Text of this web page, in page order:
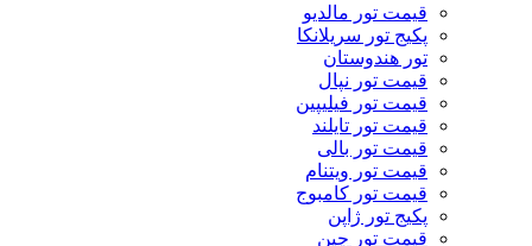
قیمت تور مالدیو
پکیج تور سریلانکا
تور هندوستان
قیمت تور نپال
قیمت تور فیلیپین
قیمت تور تایلند
قیمت تور بالی
قیمت تور ویتنام
قیمت تور کامبوج
پکیج تور ژاپن
قیمت تور چین